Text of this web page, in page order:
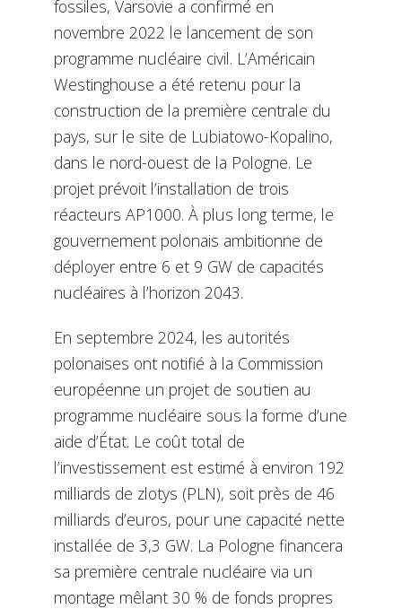
fossiles, Varsovie a confirmé en
novembre 2022 le lancement de son
programme nucléaire civil. L’Américain
Westinghouse a été retenu pour la
construction de la première centrale du
pays, sur le site de Lubiatowo-Kopalino,
dans le nord-ouest de la Pologne. Le
projet prévoit l’installation de trois
réacteurs AP1000. À plus long terme, le
gouvernement polonais ambitionne de
déployer entre 6 et 9 GW de capacités
nucléaires à l’horizon 2043.
En septembre 2024, les autorités
polonaises ont notifié à la Commission
européenne un projet de soutien au
programme nucléaire sous la forme d’une
aide d’État. Le coût total de
l’investissement est estimé à environ 192
milliards de zlotys (PLN), soit près de 46
milliards d’euros, pour une capacité nette
installée de 3,3 GW. La Pologne financera
sa première centrale nucléaire via un
montage mêlant 30 % de fonds propres